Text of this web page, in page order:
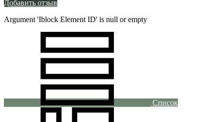
Добавить отзыв
Argument 'Iblock Element ID' is null or empty
Список